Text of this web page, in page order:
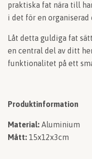
praktiska fat nära till
i det för en organiserad
Låt detta guldiga fat
en central del av ditt
funktionalitet på ett
Produktinformation
Material: Aluminium
Mått: 15x12x3cm